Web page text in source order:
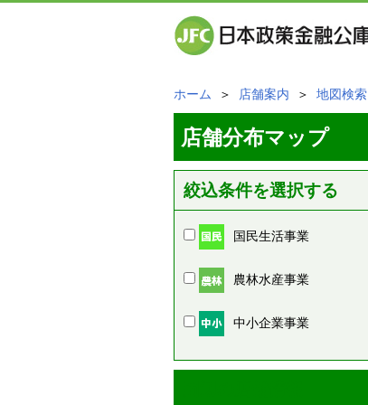
ホーム ＞ 店舗案内 ＞ 地図検索
店舗分布マップ
絞込条件を選択する
国民生活事業
農林水産事業
中小企業事業